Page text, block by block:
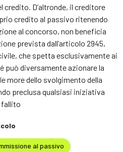
D’altronde, il creditore
credito al passivo ritenendo
al concorso, non beneficia
prevista dall’articolo 2945,
che spetta esclusivamente ai
può diversamente azionare la
more dello svolgimento della
preclusa qualsiasi iniziativa
fallito
al passivo